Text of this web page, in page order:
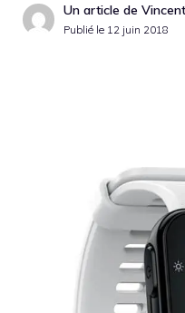
Un article de Vincent
Publié le 12 juin 2018